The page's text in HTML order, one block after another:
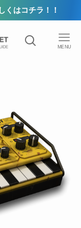
くはコチラ！！
MENU